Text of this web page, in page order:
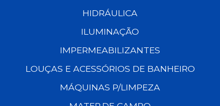
HIDRÁULICA
ILUMINAÇÃO
IMPERMEABILIZANTES
LOUÇAS E ACESSÓRIOS DE BANHEIRO
MÁQUINAS P/LIMPEZA